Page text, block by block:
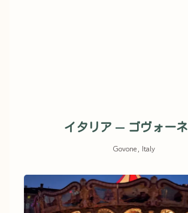
イタリア — ゴヴォーネ
Govone, Italy